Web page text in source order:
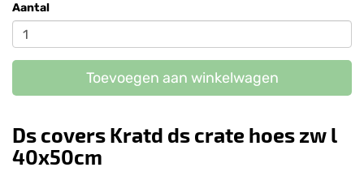
Aantal
Toevoegen aan winkelwagen
Ds covers Kratd ds crate hoes zw l
40x50cm